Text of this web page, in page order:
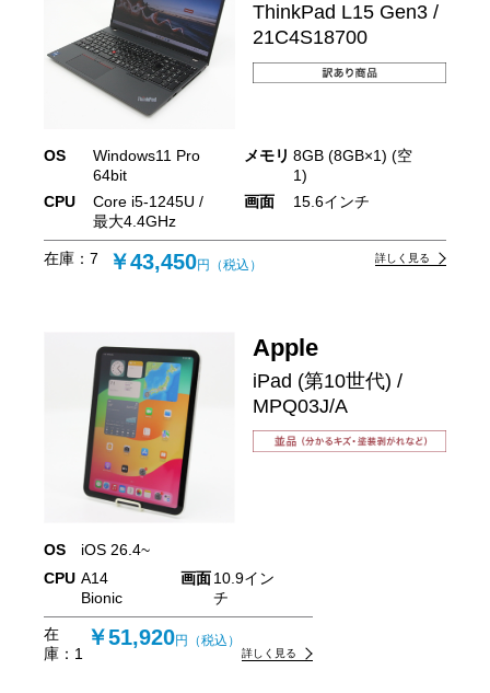
ThinkPad L15 Gen3 /
21C4S18700
OS
Windows11 Pro
64bit
メモリ 8GB (8GB×1) (空
1)
CPU
Core i5-1245U /
最大4.4GHz
画面 15.6インチ
在庫： 7 ￥43,450円（税込） 詳しく見る
Apple
iPad (第10世代) /
MPQ03J/A
OS
iOS 26.4~
CPU A14
Bionic
画面10.9イン
チ
在
庫： 1
￥51,920円（税込）
詳しく見る